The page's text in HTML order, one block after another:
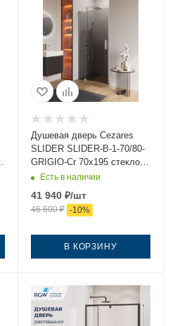
Душевая дверь Cezares
SLIDER SLIDER-B-1-70/80-
GRIGIO-Cr 70х195 стекло
тонированное профиль
Есть в наличии
41 940₽/шт
46 600₽ -10%
В КОРЗИНУ